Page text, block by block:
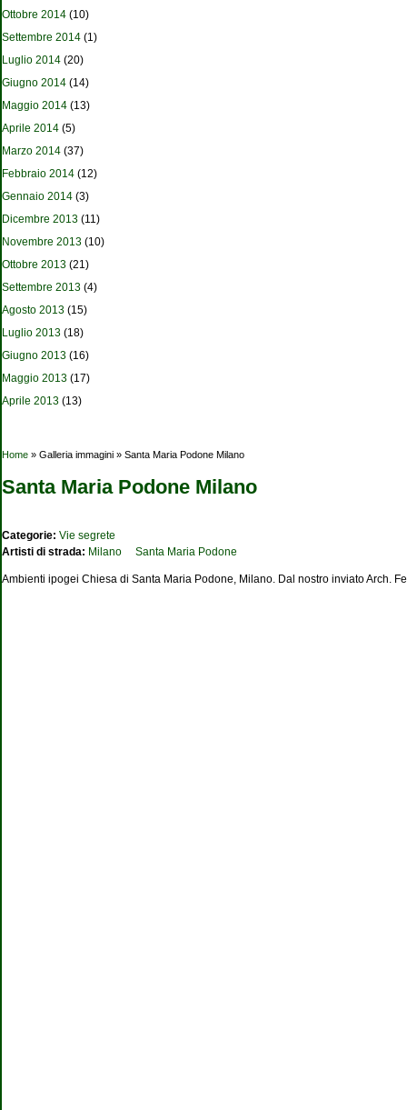
Ottobre 2014 (10)
Settembre 2014 (1)
Luglio 2014 (20)
Giugno 2014 (14)
Maggio 2014 (13)
Aprile 2014 (5)
Marzo 2014 (37)
Febbraio 2014 (12)
Gennaio 2014 (3)
Dicembre 2013 (11)
Novembre 2013 (10)
Ottobre 2013 (21)
Settembre 2013 (4)
Agosto 2013 (15)
Luglio 2013 (18)
Giugno 2013 (16)
Maggio 2013 (17)
Aprile 2013 (13)
Tu sei qui
Home » Galleria immagini » Santa Maria Podone Milano
Santa Maria Podone Milano
Categorie: Vie segrete
Artisti di strada: Milano Santa Maria Podone
Ambienti ipogei Chiesa di Santa Maria Podone, Milano. Dal nostro inviato Arch.